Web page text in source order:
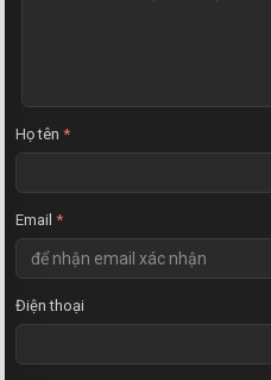
Họ tên *
Email *
Điện thoại